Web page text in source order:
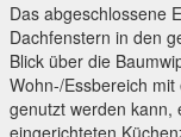
Das abgeschlossene
Dachfenstern in den
Blick über die
Wohn-/Essbereich
genutzt werden kann,